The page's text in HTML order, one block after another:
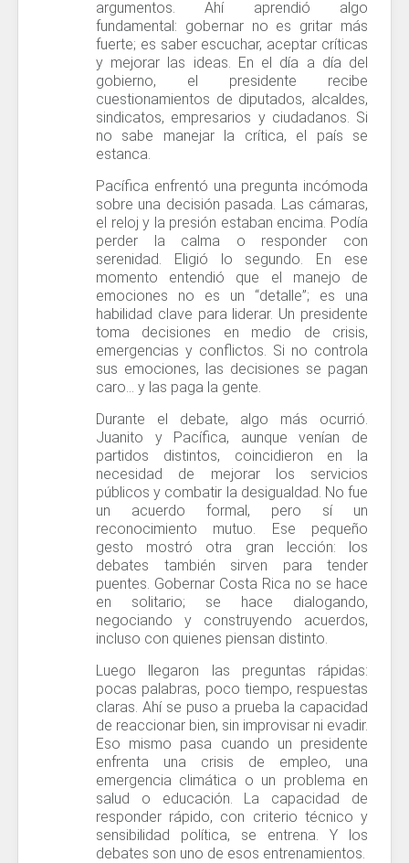
argumentos. Ahí aprendió algo
fundamental: gobernar no es gritar más
fuerte; es saber escuchar, aceptar críticas
y mejorar las ideas. En el día a día del
gobierno, el presidente recibe
cuestionamientos de diputados, alcaldes,
sindicatos, empresarios y ciudadanos. Si
no sabe manejar la crítica, el país se
estanca.
Pacífica enfrentó una pregunta incómoda
sobre una decisión pasada. Las cámaras,
el reloj y la presión estaban encima. Podía
perder la calma o responder con
serenidad. Eligió lo segundo. En ese
momento entendió que el manejo de
emociones no es un “detalle”; es una
habilidad clave para liderar. Un presidente
toma decisiones en medio de crisis,
emergencias y conflictos. Si no controla
sus emociones, las decisiones se pagan
caro… y las paga la gente.
Durante el debate, algo más ocurrió.
Juanito y Pacífica, aunque venían de
partidos distintos, coincidieron en la
necesidad de mejorar los servicios
públicos y combatir la desigualdad. No fue
un acuerdo formal, pero sí un
reconocimiento mutuo. Ese pequeño
gesto mostró otra gran lección: los
debates también sirven para tender
puentes. Gobernar Costa Rica no se hace
en solitario; se hace dialogando,
negociando y construyendo acuerdos,
incluso con quienes piensan distinto.
Luego llegaron las preguntas rápidas:
pocas palabras, poco tiempo, respuestas
claras. Ahí se puso a prueba la capacidad
de reaccionar bien, sin improvisar ni evadir.
Eso mismo pasa cuando un presidente
enfrenta una crisis de empleo, una
emergencia climática o un problema en
salud o educación. La capacidad de
responder rápido, con criterio técnico y
sensibilidad política, se entrena. Y los
debates son uno de esos entrenamientos.